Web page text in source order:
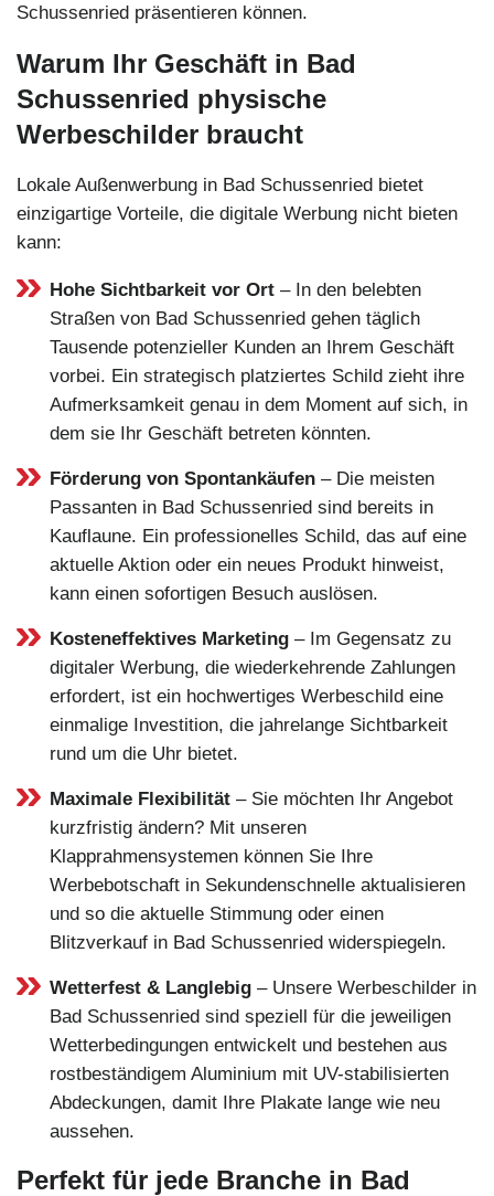
Schussenried präsentieren können.
Warum Ihr Geschäft in Bad
Schussenried physische
Werbeschilder braucht
Lokale Außenwerbung in Bad Schussenried bietet
einzigartige Vorteile, die digitale Werbung nicht bieten
kann:
Hohe Sichtbarkeit vor Ort – In den belebten
Straßen von Bad Schussenried gehen täglich
Tausende potenzieller Kunden an Ihrem Geschäft
vorbei. Ein strategisch platziertes Schild zieht ihre
Aufmerksamkeit genau in dem Moment auf sich, in
dem sie Ihr Geschäft betreten könnten.
Förderung von Spontankäufen – Die meisten
Passanten in Bad Schussenried sind bereits in
Kauflaune. Ein professionelles Schild, das auf eine
aktuelle Aktion oder ein neues Produkt hinweist,
kann einen sofortigen Besuch auslösen.
Kosteneffektives Marketing – Im Gegensatz zu
digitaler Werbung, die wiederkehrende Zahlungen
erfordert, ist ein hochwertiges Werbeschild eine
einmalige Investition, die jahrelange Sichtbarkeit
rund um die Uhr bietet.
Maximale Flexibilität – Sie möchten Ihr Angebot
kurzfristig ändern? Mit unseren
Klapprahmensystemen können Sie Ihre
Werbebotschaft in Sekundenschnelle aktualisieren
und so die aktuelle Stimmung oder einen
Blitzverkauf in Bad Schussenried widerspiegeln.
Wetterfest & Langlebig – Unsere Werbeschilder in
Bad Schussenried sind speziell für die jeweiligen
Wetterbedingungen entwickelt und bestehen aus
rostbeständigem Aluminium mit UV-stabilisierten
Abdeckungen, damit Ihre Plakate lange wie neu
aussehen.
Perfekt für jede Branche in Bad